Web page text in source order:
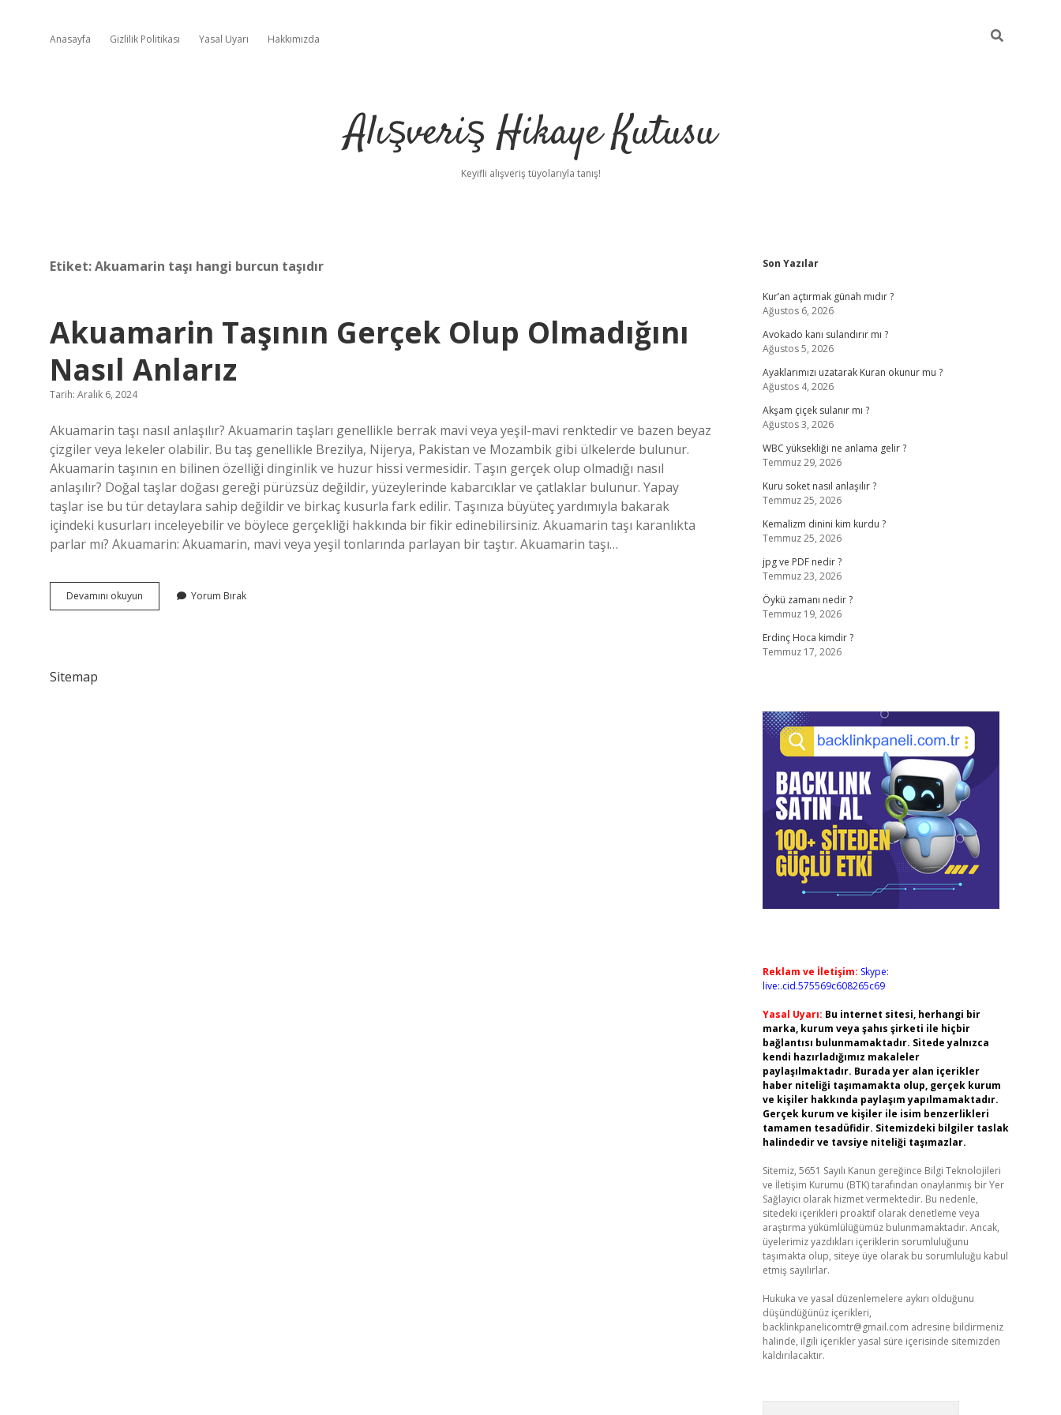
Anasayfa Gizlilik Politikası Yasal Uyarı Hakkımızda
Alışveriş Hikaye Kutusu
Keyifli alışveriş tüyolarıyla tanış!
Etiket:Akuamarin taşı hangi burcun taşıdır
Akuamarin Taşının Gerçek Olup Olmadığını
Nasıl Anlarız
Tarih: Aralık 6, 2024
Akuamarin taşı nasıl anlaşılır? Akuamarin taşları genellikle berrak mavi veya yeşil-mavi renktedir ve bazen beyaz
çizgiler veya lekeler olabilir. Bu taş genellikle Brezilya, Nijerya, Pakistan ve Mozambik gibi ülkelerde bulunur.
Akuamarin taşının en bilinen özelliği dinginlik ve huzur hissi vermesidir. Taşın gerçek olup olmadığı nasıl
anlaşılır? Doğal taşlar doğası gereği pürüzsüz değildir, yüzeylerinde kabarcıklar ve çatlaklar bulunur. Yapay
taşlar ise bu tür detaylara sahip değildir ve birkaç kusurla fark edilir. Taşınıza büyüteç yardımıyla bakarak
içindeki kusurları inceleyebilir ve böylece gerçekliği hakkında bir fikir edinebilirsiniz. Akuamarin taşı karanlıkta
parlar mı? Akuamarin: Akuamarin, mavi veya yeşil tonlarında parlayan bir taştır. Akuamarin taşı…
Devamını okuyun Akuamarin
Taşının
Yorum Bırak
Sitemap
Sidebar
Son Yazılar
Kur’an açtırmak günah mıdır ?
Ağustos 6, 2026
Avokado kanı sulandırır mı ?
Ağustos 5, 2026
Ayaklarımızı uzatarak Kuran okunur mu ?
Ağustos 4, 2026
Akşam çiçek sulanır mı ?
Ağustos 3, 2026
WBC yüksekliği ne anlama gelir ?
Temmuz 29, 2026
Kuru soket nasıl anlaşılır ?
Temmuz 25, 2026
Kemalizm dinini kim kurdu ?
Temmuz 25, 2026
jpg ve PDF nedir ?
Temmuz 23, 2026
Öykü zamanı nedir ?
Temmuz 19, 2026
Erdinç Hoca kimdir ?
Temmuz 17, 2026
Reklam ve İletişim: Skype:
live:.cid.575569c608265c69
Yasal Uyarı: Bu internet sitesi, herhangi bir
marka, kurum veya şahıs şirketi ile hiçbir
bağlantısı bulunmamaktadır. Sitede yalnızca
kendi hazırladığımız makaleler
paylaşılmaktadır. Burada yer alan içerikler
haber niteliği taşımamakta olup, gerçek kurum
ve kişiler hakkında paylaşım yapılmamaktadır.
Gerçek kurum ve kişiler ile isim benzerlikleri
tamamen tesadüfidir. Sitemizdeki bilgiler taslak
halindedir ve tavsiye niteliği taşımazlar.
Sitemiz, 5651 Sayılı Kanun gereğince Bilgi Teknolojileri
ve İletişim Kurumu (BTK) tarafından onaylanmış bir Yer
Sağlayıcı olarak hizmet vermektedir. Bu nedenle,
sitedeki içerikleri proaktif olarak denetleme veya
araştırma yükümlülüğümüz bulunmamaktadır. Ancak,
üyelerimiz yazdıkları içeriklerin sorumluluğunu
taşımakta olup, siteye üye olarak bu sorumluluğu kabul
etmiş sayılırlar.
Hukuka ve yasal düzenlemelere aykırı olduğunu
düşündüğünüz içerikleri,
backlinkpanelicomtr@gmail.com adresine bildirmeniz
halinde, ilgili içerikler yasal süre içerisinde sitemizden
kaldırılacaktır.